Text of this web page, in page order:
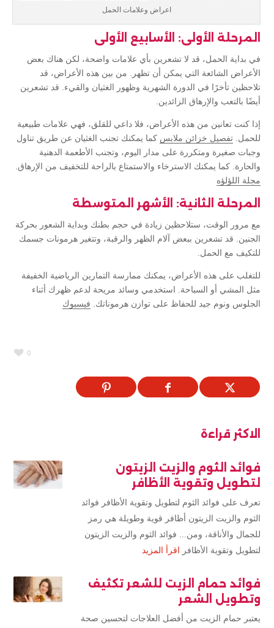
اعراض وعلامات الحمل
المرحلة الأولى: الأسابيع الأولى
في بداية الحمل، قد لا تشعرين بأي علامات واضحة، لكن هناك بعض
الأعراض الشائعة التي يمكن أن تظهر. من بين هذه الأعراض، قد
تلاحظين تأخرًا في الدورة الشهرية وظهور الغثيان والقيء. قد تشعرين
أيضًا بالتعب والإرهاق الزائدين.
إذا كنت تعانين من هذه الأعراض، فلا داعي للقلق، فهي علامات طبيعية
للحمل. تفصيل خزائن ملابس كما يمكنك تجنب الغثيان عن طريق تناول
وجبات صغيرة ومتكررة على مدار اليوم، وتجنب الأطعمة الدهنية
والحارة. كما يمكنك الاسترخاء والاستمتاع بالراحة للتخفيف من الإرهاق.
مجلة اللؤلؤه
المرحلة الثانية: الأشهر المتوسطة
مع مرور الوقت، ستلاحظين زيادة في حجم بطنك وبداية الشعور بحركة
الجنين. قد تشعرين ببعض آلام الظهر والرقبة، وتتغير هرمونات جسمك
للتكيف مع الحمل.
للتغلب على هذه الأعراض، يمكنك ممارسة التمارين الرياضية الخفيفة
مثل المشي أو السباحة. استخدمي وسائد مريحة لدعم ظهرك أثناء
الجلوس ونوم جيد للحفاظ على توازن هرموناتك. فيسبوك
0
الاكثر قراءة
فوائد الثوم والزيت الزيتون
لتطويل وتقوية الأظافر
تعرف على فوائد الثوم لتطويل وتقوية الأظافر فوائد
الثوم والزيت الزيتون أظافر قوية وطويلة هي رمز
للجمال والأناقة، ومن... فوائد الثوم والزيت الزيتون
لتطويل وتقوية الأظافر اقرأ المزيد
فوائد حمام الزيت للشعر تكثيف
وتطويل الشعر
يعتبر حمام الزيت من أفضل العلاجات لتحسين صحة